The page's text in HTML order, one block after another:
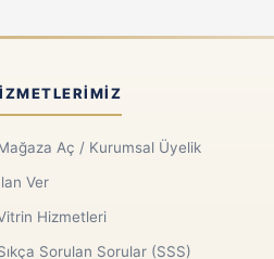
Aç / Kurumsal Üyelik
Ver
Hizmetleri
Sorulan Sorular (SSS)